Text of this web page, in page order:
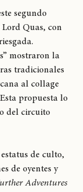
segundo
Quas, con
mostraron la
tradicionales
al collage
propuesta lo
del circuito
de culto,